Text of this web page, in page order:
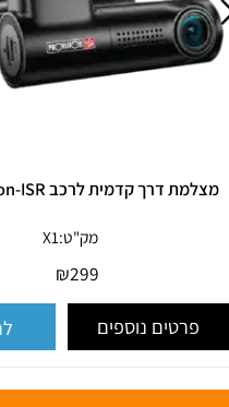
מק"ט:X1
₪299